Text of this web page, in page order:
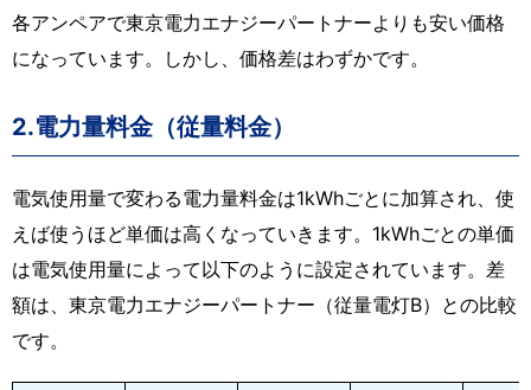
各アンペアで東京電力エナジーパートナーよりも安い価格
になっています。しかし、価格差はわずかです。
2.電力量料金（従量料金）
電気使用量で変わる電力量料金は1kWhごとに加算され、使
えば使うほど単価は高くなっていきます。1kWhごとの単価
は電気使用量によって以下のように設定されています。差
額は、東京電力エナジーパートナー（従量電灯B）との比較
です。